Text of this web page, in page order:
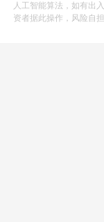
人工智能算法，如有出
资者据此操作，风险自